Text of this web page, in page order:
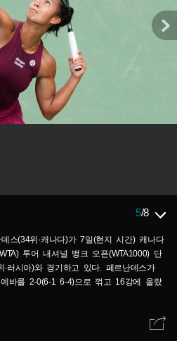
5/8
스(34위·캐나다)가 7일(현지 시간) 캐나다
투어 내셔널 뱅크 오픈(WTA1000) 단
러시아)와 경기하고 있다. 페르난데스가
바를 2-0(6-1 6-4)으로 꺾고 16강에 올랐